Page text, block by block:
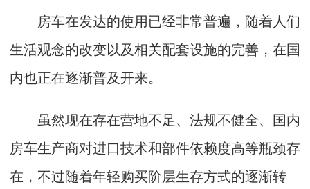
房车在发达的使用已经非常普遍，随着人们
生活观念的改变以及相关配套设施的完善，在国
内也正在逐渐普及开来。
虽然现在存在营地不足、法规不健全、国内
房车生产商对进口技术和部件依赖度高等瓶颈存
在，不过随着年轻购买阶层生存方式的逐渐转